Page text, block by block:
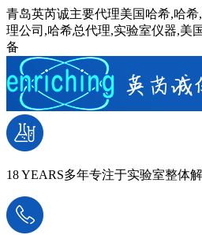
青岛英芮诚主要代理美国哈希,哈希
理公司,哈希总代理,实验室仪器,美
备
18 YEARS多年专注于实验室整体